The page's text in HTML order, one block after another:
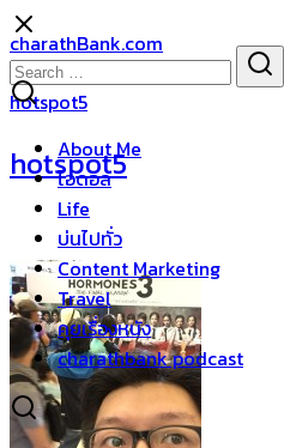
Skip
to
content
charathBank.com
About Me
ไอดอล
Life
บ่นไปทั่ว
Content Marketing
Travel
คุยเรื่องหนัง
charathbank podcast
Search
for:
hotspot5
hotspot5